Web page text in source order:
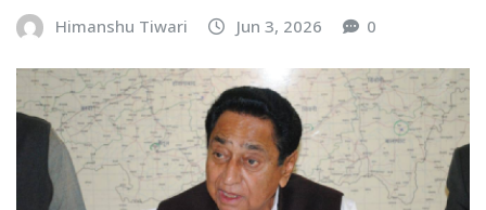
Himanshu Tiwari Jun 3, 2026 0